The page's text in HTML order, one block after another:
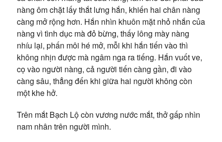
nàng ôm chặt lấy thắt lưng hắn, khiến hai chân nàng
càng mở rộng hơn. Hắn nhìn khuôn mặt nhỏ nhắn của
nàng vì tình dục mà đỏ bừng, thấy lông mày nàng
nhíu lại, phấn môi hé mở, mỗi khi hắn tiến vào thì
không nhịn được mà ngâm nga ra tiếng. Hắn vuốt ve,
cọ vào người nàng, cả người tiến càng gần, đi vào
càng sâu, thẳng đến khi giữa hai người không còn
một khe hở.
Trên mắt Bạch Lộ còn vương nước mắt, thở gấp nhìn
nam nhân trên người mình.